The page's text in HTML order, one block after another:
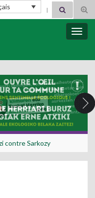
Search for:
contre Sarkozy